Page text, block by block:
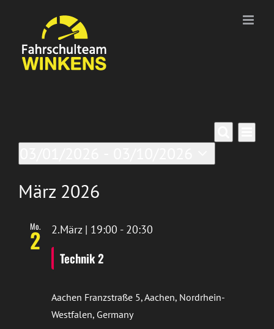
springen
Veranstaltungen
Suche
Suche
Datum
wählen.
März 2026
Mo.
2
Technik 2
2.März | 19:00 - 20:30
Aachen Franzstraße 5, Aachen, Nordrhein-
Westfalen, Germany